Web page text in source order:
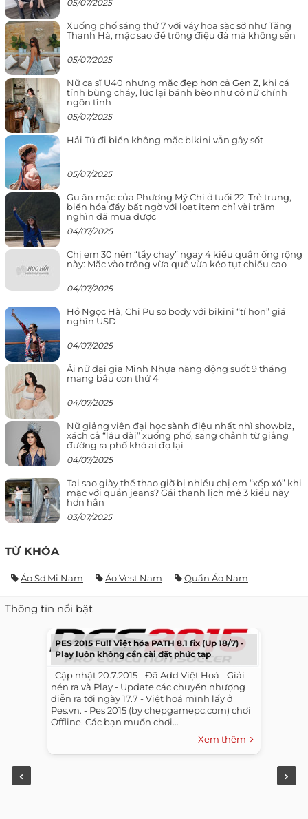
05/07/2025
Xuống phố sáng thứ 7 với váy hoa sặc sỡ như Tăng
Thanh Hà, mặc sao để trông điệu đà mà không sến
05/07/2025
Nữ ca sĩ U40 nhưng mặc đẹp hơn cả Gen Z, khi cá
tính bùng cháy, lúc lại bánh bèo như cô nữ chính
ngôn tình
05/07/2025
Hải Tú đi biển không mặc bikini vẫn gây sốt
05/07/2025
Gu ăn mặc của Phương Mỹ Chi ở tuổi 22: Trẻ trung,
biến hóa đầy bất ngờ với loạt item chỉ vài trăm
nghìn đã mua được
04/07/2025
Chị em 30 nên “tẩy chay” ngay 4 kiểu quần ống rộng
này: Mặc vào trông vừa quê vừa kéo tụt chiều cao
04/07/2025
Hồ Ngọc Hà, Chi Pu so body với bikini “tí hon” giá
nghìn USD
04/07/2025
Ái nữ đại gia Minh Nhựa năng động suốt 9 tháng
mang bầu con thứ 4
04/07/2025
Nữ giảng viên đại học sành điệu nhất nhì showbiz,
xách cả “lâu đài” xuống phố, sang chảnh từ giảng
đường ra phố khó ai đọ lại
04/07/2025
Tại sao giày thể thao giờ bị nhiều chị em “xếp xó” khi
mặc với quần jeans? Gái thanh lịch mê 3 kiểu này
hơn hẳn
03/07/2025
TỪ KHÓA
Áo Sơ Mi Nam Áo Vest Nam Quần Áo Nam
Thông tin nổi bật
PES 2015 Full Việt hóa PATH 8.1 fix (Up 18/7) -
Play luôn không cần cài đặt phức tạp
​ ​ Cập nhật 20.7.2015 - Đã Add Việt Hoá - Giải
nén ra và Play - Update các chuyển nhượng
diễn ra tới ngày 17.7 - Việt hoá mình lấy ở
Pes.vn. - Pes 2015 (by chepgamepc.com) chơi
Offline. Các bạn muốn chơi...
Xem thêm